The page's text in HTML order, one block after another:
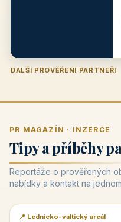
DALŠÍ PROVĚŘENÍ PARTNEŘI
Penzion U Zámku Pension Faber
PR MAGAZÍN · INZERCE
Tipy a příběhy
Reportáže o prověřených
nabídky a kontakt na
📰 PR článek
📍 Lednicko-valtický areál